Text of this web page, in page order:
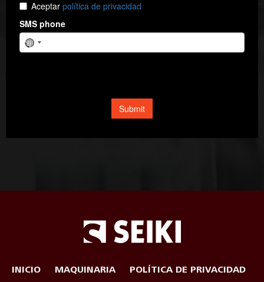
INICIO MAQUINARIA POLÍTICA DE PRIVACIDAD